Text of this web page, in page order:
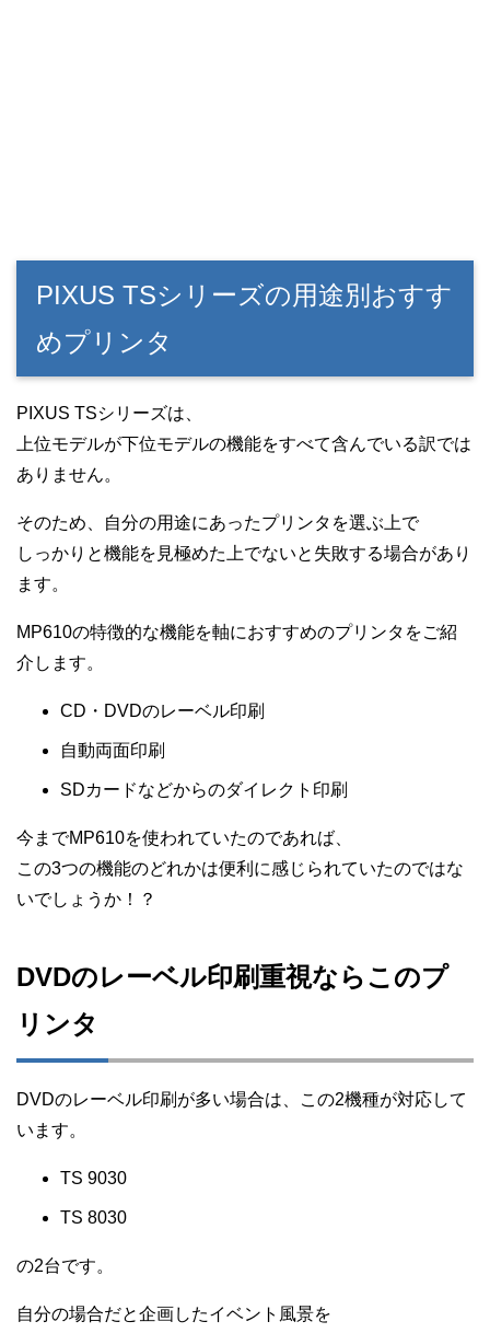
PIXUS TSシリーズの用途別おすす
めプリンタ
PIXUS TSシリーズは、
上位モデルが下位モデルの機能をすべて含んでいる訳では
ありません。
そのため、自分の用途にあったプリンタを選ぶ上で
しっかりと機能を見極めた上でないと失敗する場合があり
ます。
MP610の特徴的な機能を軸におすすめのプリンタをご紹
介します。
CD・DVDのレーベル印刷
自動両面印刷
SDカードなどからのダイレクト印刷
今までMP610を使われていたのであれば、
この3つの機能のどれかは便利に感じられていたのではな
いでしょうか！？
DVDのレーベル印刷重視ならこのプ
リンタ
DVDのレーベル印刷が多い場合は、この2機種が対応して
います。
TS 9030
TS 8030
の2台です。
自分の場合だと企画したイベント風景を